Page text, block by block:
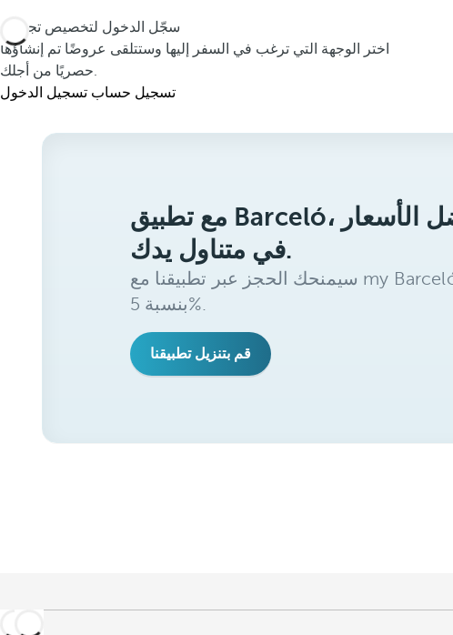
سجّل الدخول لتخصيص تجربتك
حصريًا من أجلك.
تسجيل الدخول تسجيل حساب
مع تطبيق Barceló، ستحصل على أفضل الأسعار
في متناول يدك.
سيمنحك الحجز عبر تطبيقنا مع my Barceló Benefits خصمًا إضافيًا
بنسبة 5%.
قم بتنزيل تطبيقنا